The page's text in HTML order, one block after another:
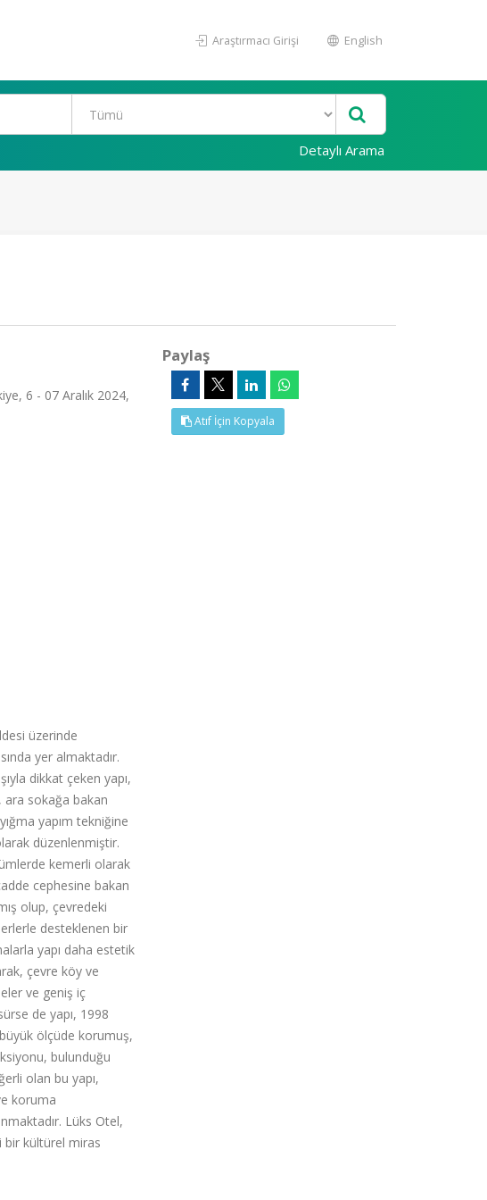
Araştırmacı Girişi English
Detaylı Arama
6 - 07 Aralık 2024,
üzerinde
yer almaktadır.
dikkat çeken yapı,
ara sokağa bakan
yapım tekniğine
düzenlenmiştir.
kemerli olarak
cephesine bakan
olup, çevredeki
desteklenen bir
yapı daha estetik
çevre köy ve
ve geniş iç
de yapı, 1998
ölçüde korumuş,
bulunduğu
olan bu yapı,
koruma
Lüks Otel,
bir kültürel miras
Paylaş
Atıf İçin Kopyala